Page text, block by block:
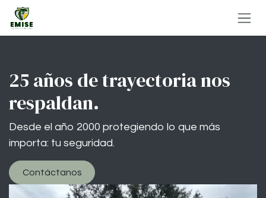
Ir al contenido
25 años de trayectoria nos
respaldan.
Desde el año 2000 protegiendo lo que más
importa: tu seguridad.
Contáctanos